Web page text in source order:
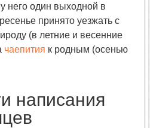
у него один выходной в
принято уезжать с
(в летние и весенние
чаепития к родным (осенью
написания